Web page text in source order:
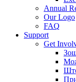
Annual
Our Logo
FAQ
Support
Get